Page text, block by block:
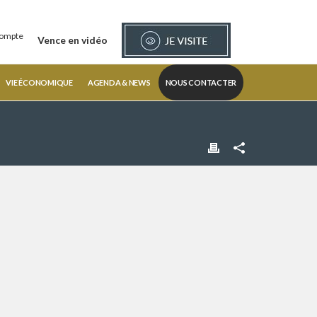
Vence en vidéo
VIE ÉCONOMIQUE AGENDA & NEWS NOUS CONTACTER